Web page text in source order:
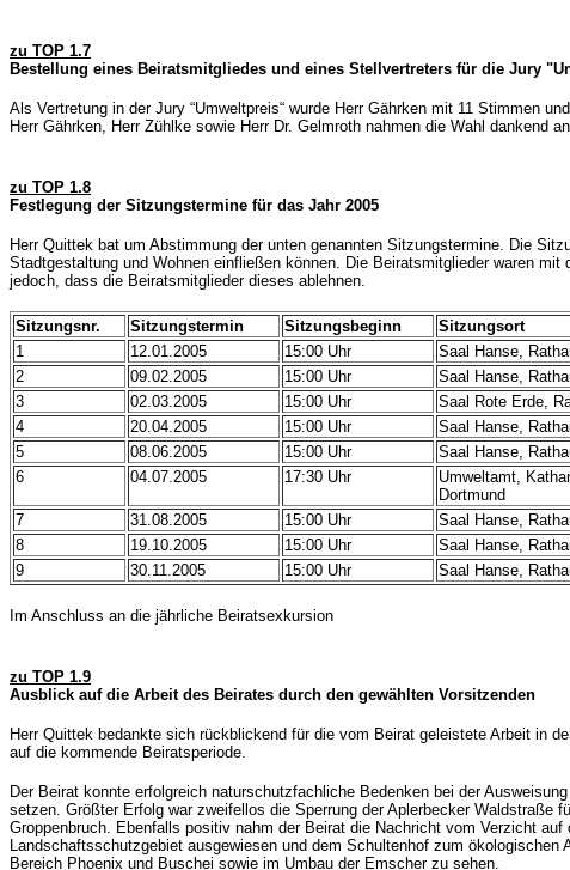
zu TOP 1.7
Bestellung eines Beiratsmitgliedes und eines Stellvertreters für die Jury
Als Vertretung in der Jury “Umweltpreis“ wurde Herr Gährken mit 11 Stimmen
Herr Gährken, Herr Zühlke sowie Herr Dr. Gelmroth nahmen die Wahl dankend
zu TOP 1.8
Festlegung der Sitzungstermine für das Jahr 2005
Herr Quittek bat um Abstimmung der unten genannten Sitzungstermine. Die
Stadtgestaltung und Wohnen einfließen können. Die Beiratsmitglieder waren
jedoch, dass die Beiratsmitglieder dieses ablehnen.
Sitzungsnr. Sitzungstermin Sitzungsbeginn
Sitzungsort
1
12.01.2005 15:00 Uhr
Saal Hanse,
2
09.02.2005 15:00 Uhr
Saal Hanse,
3
02.03.2005 15:00 Uhr
Saal Rote Erde,
4
20.04.2005 15:00 Uhr
Saal Hanse,
5
08.06.2005 15:00 Uhr
Saal Hanse,
6
04.07.2005 17:30 Uhr
Umweltamt,
Dortmund
7
31.08.2005 15:00 Uhr
Saal Hanse,
8
19.10.2005 15:00 Uhr
Saal Hanse,
9
30.11.2005 15:00 Uhr Saal Hanse,
Im Anschluss an die jährliche Beiratsexkursion
zu TOP 1.9
Ausblick auf die Arbeit des Beirates durch den gewählten Vorsitzenden
Herr Quittek bedankte sich rückblickend für die vom Beirat geleistete Arbeit in
auf die kommende Beiratsperiode.
Der Beirat konnte erfolgreich naturschutzfachliche Bedenken bei der
setzen. Größter Erfolg war zweifellos die Sperrung der Aplerbecker
Groppenbruch. Ebenfalls positiv nahm der Beirat die Nachricht vom Verzicht
Landschaftsschutzgebiet ausgewiesen und dem Schultenhof zum
Bereich Phoenix und Buschei sowie im Umbau der Emscher zu sehen.